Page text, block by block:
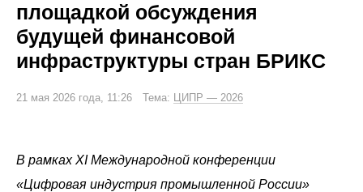
площадкой обсуждения
будущей финансовой
инфраструктуры стран БРИКС
21 мая 2026 года, 11:26 Тема: ЦИПР — 2026
В рамках XI Международной конференции
«Цифровая индустрия промышленной России»